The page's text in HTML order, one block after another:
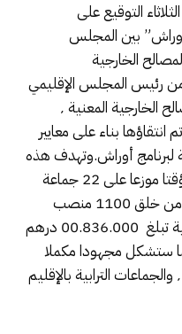
التوقيع على
بين المجلس
الخارجية
على الاتفاقيات ٬ كل من رئيس المجلس الإقليمي
لخنيفرة ٬ حميد البابور ورؤساء المصالح الخارجية المعنية ٬
تعاونيات ، تم انتقاؤها بناء على معايير
لبرنامج أوراش.وتهدف هذه
الاتفاقيات ٬ تنفيذ 84 ورشا عاما ومؤقتا موزعا على 22 جماعة
على صعيد تراب الاقليم، وستمكن من خلق 1100 منصب
شغل، حيث خصصت لها تكلفة مالية تبلغ 00.836.000 درهم
التأطير المخولة للإقليم ٬ كما ستشكل مجهودا مكملا
للمشاريع المنجزة من طرف الدولة ٬ والجماعات الترابية بالإقليم